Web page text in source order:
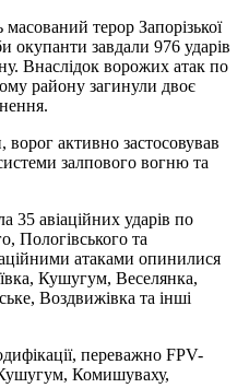
терор Запорізької
окупанти завдали 976 ударів
Внаслідок ворожих атак по
району загинули двоє
ворог активно застосовував
залпового вогню та
35 авіаційних ударів по
Пологівського та
атаками опинилися
Кушугум, Веселянка,
Воздвижівка та інші
переважно FPV-
Комишуваху,